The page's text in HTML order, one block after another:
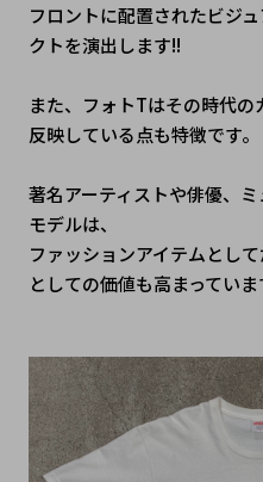
フロントに配置されたビジ
クトを演出します!!
また、フォトTはその時代の
反映している点も特徴です。
著名アーティストや俳優、
モデルは、
ファッションアイテムとし
としての価値も高まっていま